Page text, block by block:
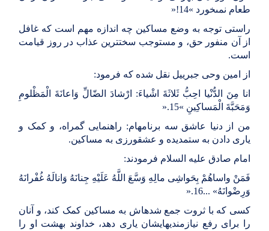
طعام نمى‏خورد «
14
»!
راستى توجه به وضع مساکین چه اندازه مهم است که غافل
از آن منفور حق، و مستوجب سخت‏ترین عذاب در روز قیامت
است.
از امین وحى جبرییل نقل شده که فرمود:
انا مِنَ الدُّنْیا احِبُّ ثَلاثَةَ اشْیاءَ: ارْشادَ الضّالِّ وَاعانَةَ الْمَظْلومِ
وَمَحَبَّةَ الْمَساکِینِ‏ «
15
».
من از دنیا عاشق سه برنامه‏ام: راهنمایى گمراه، و کمک و
یارى دادن به ستمدیده و عشق‏ورزى به مساکین.
امام صادق علیه السلام فرمودند:
فَمَنْ واساهُمْ بِحَواشِى مالِهِ وَسَّعَ اللَّهُ عَلَیْهِ جِنانَهُ وَانالَهُ غُفْرانَهُ
وَرِضْوانَهُ... «
16
».
کسى که با ثروت جمع شده‏اش به مساکین کمک کند، و آنان
را براى رفع نیازمندیهایشان یارى دهد، خداوند بهشت او را